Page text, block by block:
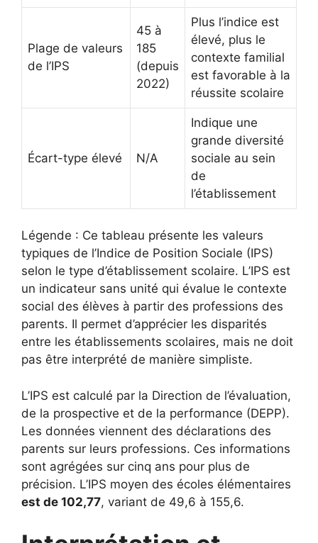
Plage de valeurs
de l’IPS
45 à
185
(depuis
2022)
Plus l’indice est
élevé, plus le
contexte familial
est favorable à la
réussite scolaire
Écart-type élevé N/A
Indique une
grande diversité
sociale au sein
de
l’établissement
Légende : Ce tableau présente les valeurs
typiques de l’Indice de Position Sociale (IPS)
selon le type d’établissement scolaire. L’IPS est
un indicateur sans unité qui évalue le contexte
social des élèves à partir des professions des
parents. Il permet d’apprécier les disparités
entre les établissements scolaires, mais ne doit
pas être interprété de manière simpliste.
L’IPS est calculé par la Direction de l’évaluation,
de la prospective et de la performance (DEPP).
Les données viennent des déclarations des
parents sur leurs professions. Ces informations
sont agrégées sur cinq ans pour plus de
précision. L’IPS moyen des écoles élémentaires
est de 102,77, variant de 49,6 à 155,6.